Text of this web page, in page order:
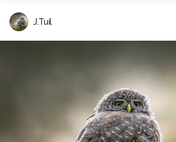
J.Tuil